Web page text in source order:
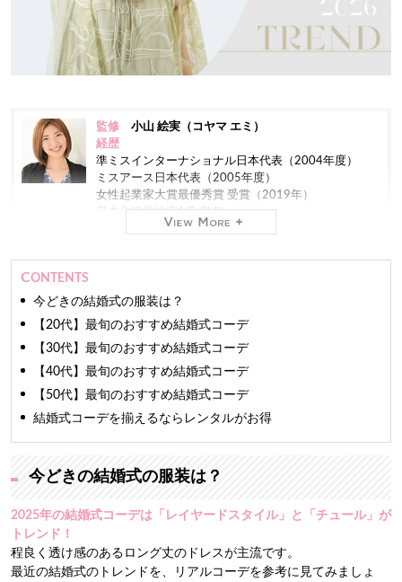
監修 小山 絵実（コヤマ エミ）
経歴
準ミスインターナショナル日本代表（2004年度）
ミスアース日本代表（2005年度）
女性起業家大賞最優秀賞 受賞（2019年）
日本化粧品検定1級 保有
株式会社ミスコンシャス 代表取締役社長（2012年
業界最大級のインターネット専門
ファッションモデルやアパレルバイヤーの経験もあ
り、おしゃれコンシャスでは主に商品の仕入れを担
TV、新聞をはじめとする100を超えるメディアに出演
しています。
CONTENTS
今どきの結婚式の服装は？
【20代】最旬のおすすめ結婚式コーデ
【30代】最旬のおすすめ結婚式コーデ
【40代】最旬のおすすめ結婚式コーデ
【50代】最旬のおすすめ結婚式コーデ
結婚式コーデを揃えるならレンタルがお得
今どきの結婚式の服装は？
2025年の結婚式コーデは「レイヤードスタイル」と 「チュール」 が
トレンド！
程良く透け感のあるロング丈のドレスが主流です。
最近の結婚式のトレンドを、リアルコーデを参考に見てみましょ